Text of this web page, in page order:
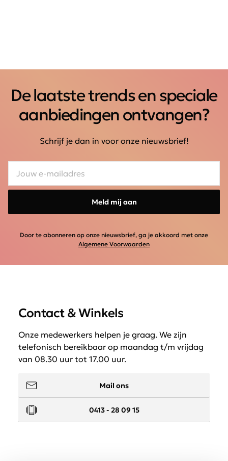
De laatste trends en speciale
aanbiedingen ontvangen?
Schrijf je dan in voor onze nieuwsbrief!
Meld mij aan
Door te abonneren op onze nieuwsbrief, ga je akkoord met onze
Algemene Voorwaarden
Contact & Winkels
Onze medewerkers helpen je graag. We zijn
telefonisch bereikbaar op maandag t/m vrijdag
van 08.30 uur tot 17.00 uur.
Mail ons
0413 - 28 09 15